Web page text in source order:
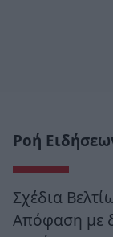
Ροή
Σχέδια
Απόφαση με